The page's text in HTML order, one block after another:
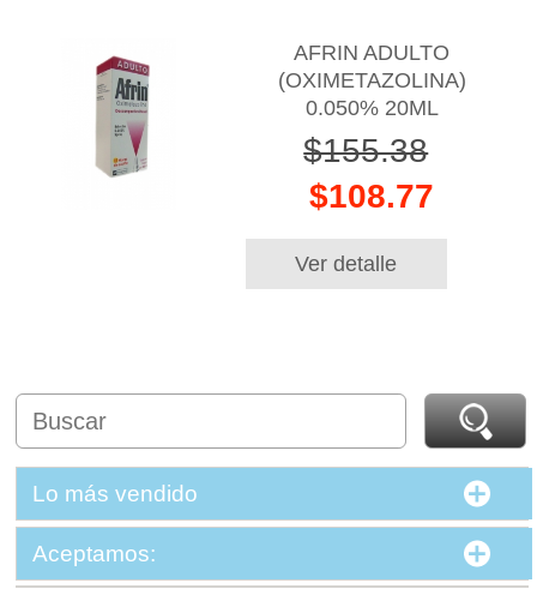
AFRIN ADULTO
(OXIMETAZOLINA)
0.050% 20ML
$155.38
$108.77
Ver detalle
Lo más vendido
Aceptamos: